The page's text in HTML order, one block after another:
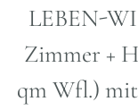
LEBEN-
Zimmer +
qm Wfl.)